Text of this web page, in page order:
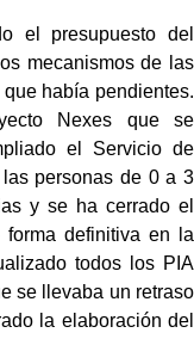
el presupuesto del
mecanismos de las
había pendientes.
Nexes que se
el Servicio de
las personas de 0 a 3
y se ha cerrado el
definitiva en la
todos los PIA
se llevaba un retraso
la elaboración del